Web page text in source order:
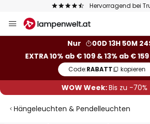
Hervorragend bei
Inhalt
Nur
00D 13H 50M
EXTRA 10% ab € 109 & 13% ab € 159
Code:RABATT kopieren
WOW Week:Bis zu -70%
Hängeleuchten & Pendelleuchten